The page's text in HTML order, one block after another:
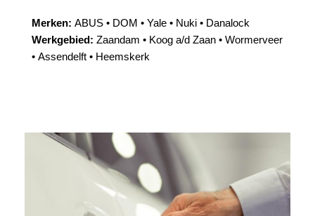
Merken: ABUS • DOM • Yale • Nuki • Danalock
Werkgebied: Zaandam • Koog a/d Zaan • Wormerveer
• Assendelft • Heemskerk